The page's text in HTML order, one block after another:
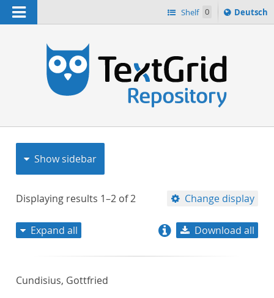
Navigation Shelf 0
Sprache
ï¿½ndern
Deutsch
Show sidebar
Displaying results 1–2 of2 Change display
Expand all Download all
Cundisius, Gottfried